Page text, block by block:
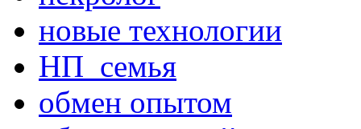
новые технологии
НП_семья
обмен опытом